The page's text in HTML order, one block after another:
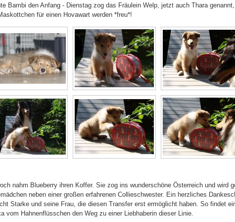
Bambi den Anfang - Dienstag zog das Fräulein Welp, jetzt auch Thara
für einen Hovawart werden *freu*!
nahm Blueberry ihren Koffer. Sie zog ins wunderschöne Österreich und wird
neben einer großen erfahrenen Collieschwester. Ein herzliches
Starke und seine Frau, die diesen Transfer erst ermöglicht haben. So findet
vom Hahnenflüsschen den Weg zu einer Liebhaberin dieser Linie.